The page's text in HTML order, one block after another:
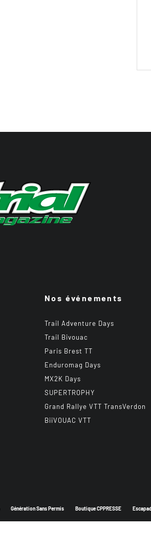
Nos événements
Trail Adventure Days
Trail Bivouac
Paris Brest TT
Enduromag Days
MX2K Days
SUPERTROPHY
Grand Rallye VTT TransVerdon
BiiVOUAC VTT
Génération Sans Permis Boutique CPPRESSE